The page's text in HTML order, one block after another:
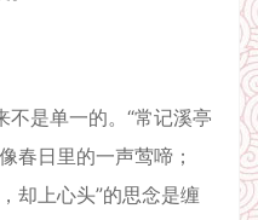
是单一的。“常记溪亭
春日里的一声莺啼；
却上心头”的思念是缠